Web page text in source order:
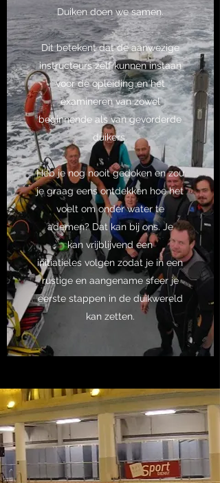
Duiken doen we samen.
Dit betekent dat de aanwezige
instructeurs zelf kunnen instaan
voor de opleiding en het
examineren van zowel
beginnende als van gevorderde
duikers.
Heb je nog nooit gedoken en zou
je graag eens ontdekken hoe het
voelt om onder water te
ademen? Dat kan bij ons. Je
kan vrijblijvend een
initiatieles volgen zodat je in een
rustige en aangename sfeer je
eerste stappen in de duikwereld
kan zetten.